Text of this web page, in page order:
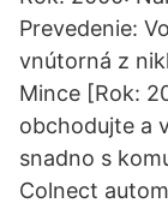
Prevedenie:
vnútorná z
Mince [Rok:
obchodujte a
snadno s
Colnect